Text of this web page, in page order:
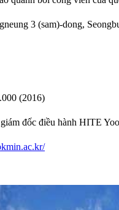
3 (sam)-dong,
(2016)
đốc điều hành HITE